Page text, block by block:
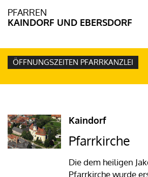
PFARREN
KAINDORF UND EBERSDORF
ÖFFNUNGSZEITEN PFARRKANZLEI
Kaindorf
Pfarrkirche
Die dem heiligen
Pfarrkirche wurde